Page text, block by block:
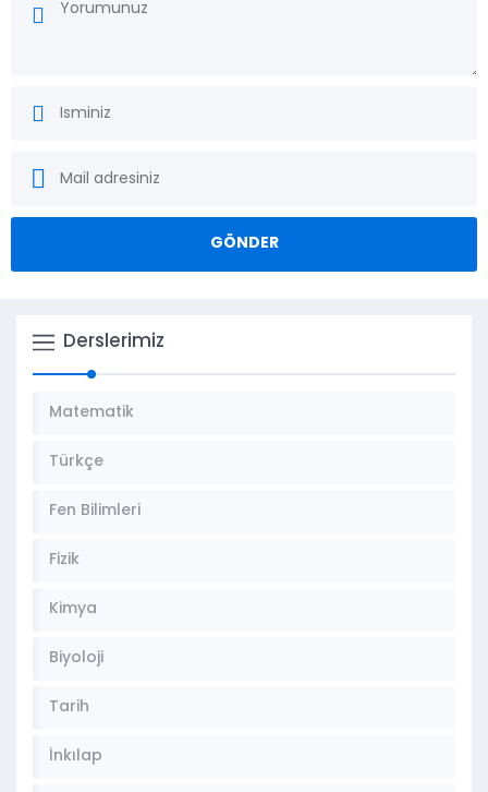
Derslerimiz
Matematik
Türkçe
Fen Bilimleri
Fizik
Kimya
Biyoloji
Tarih
İnkılap